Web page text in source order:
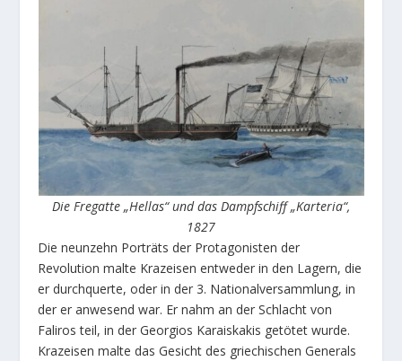
Die Fregatte „Hellas“ und das Dampfschiff „Karteria“,
1827
Die neunzehn Porträts der Protagonisten der
Revolution malte Krazeisen entweder in den Lagern, die
er durchquerte, oder in der 3. Nationalversammlung, in
der er anwesend war. Er nahm an der Schlacht von
Faliros teil, in der Georgios Karaiskakis getötet wurde.
Krazeisen malte das Gesicht des griechischen Generals